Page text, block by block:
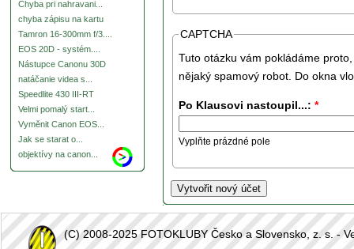
Chyba pri nahravani...
chyba zápisu na kartu
Tamron 16-300mm f/3....
EOS 20D - systém....
Nástupce Canonu 30D
natáčanie videa s...
Speedlite 430 III-RT
Velmi pomalý start...
Vyměnit Canon EOS...
Jak se starat o...
objektívy na canon...
CAPTCHA
Tuto otázku vám pokládáme
nějaký spamový robot. Do okna
Po Klausovi nastoupil...: *
Vyplňte prázdné pole
(C) 2008-2025 FOTOKLUBY Česko a Slovensko, z. s. -